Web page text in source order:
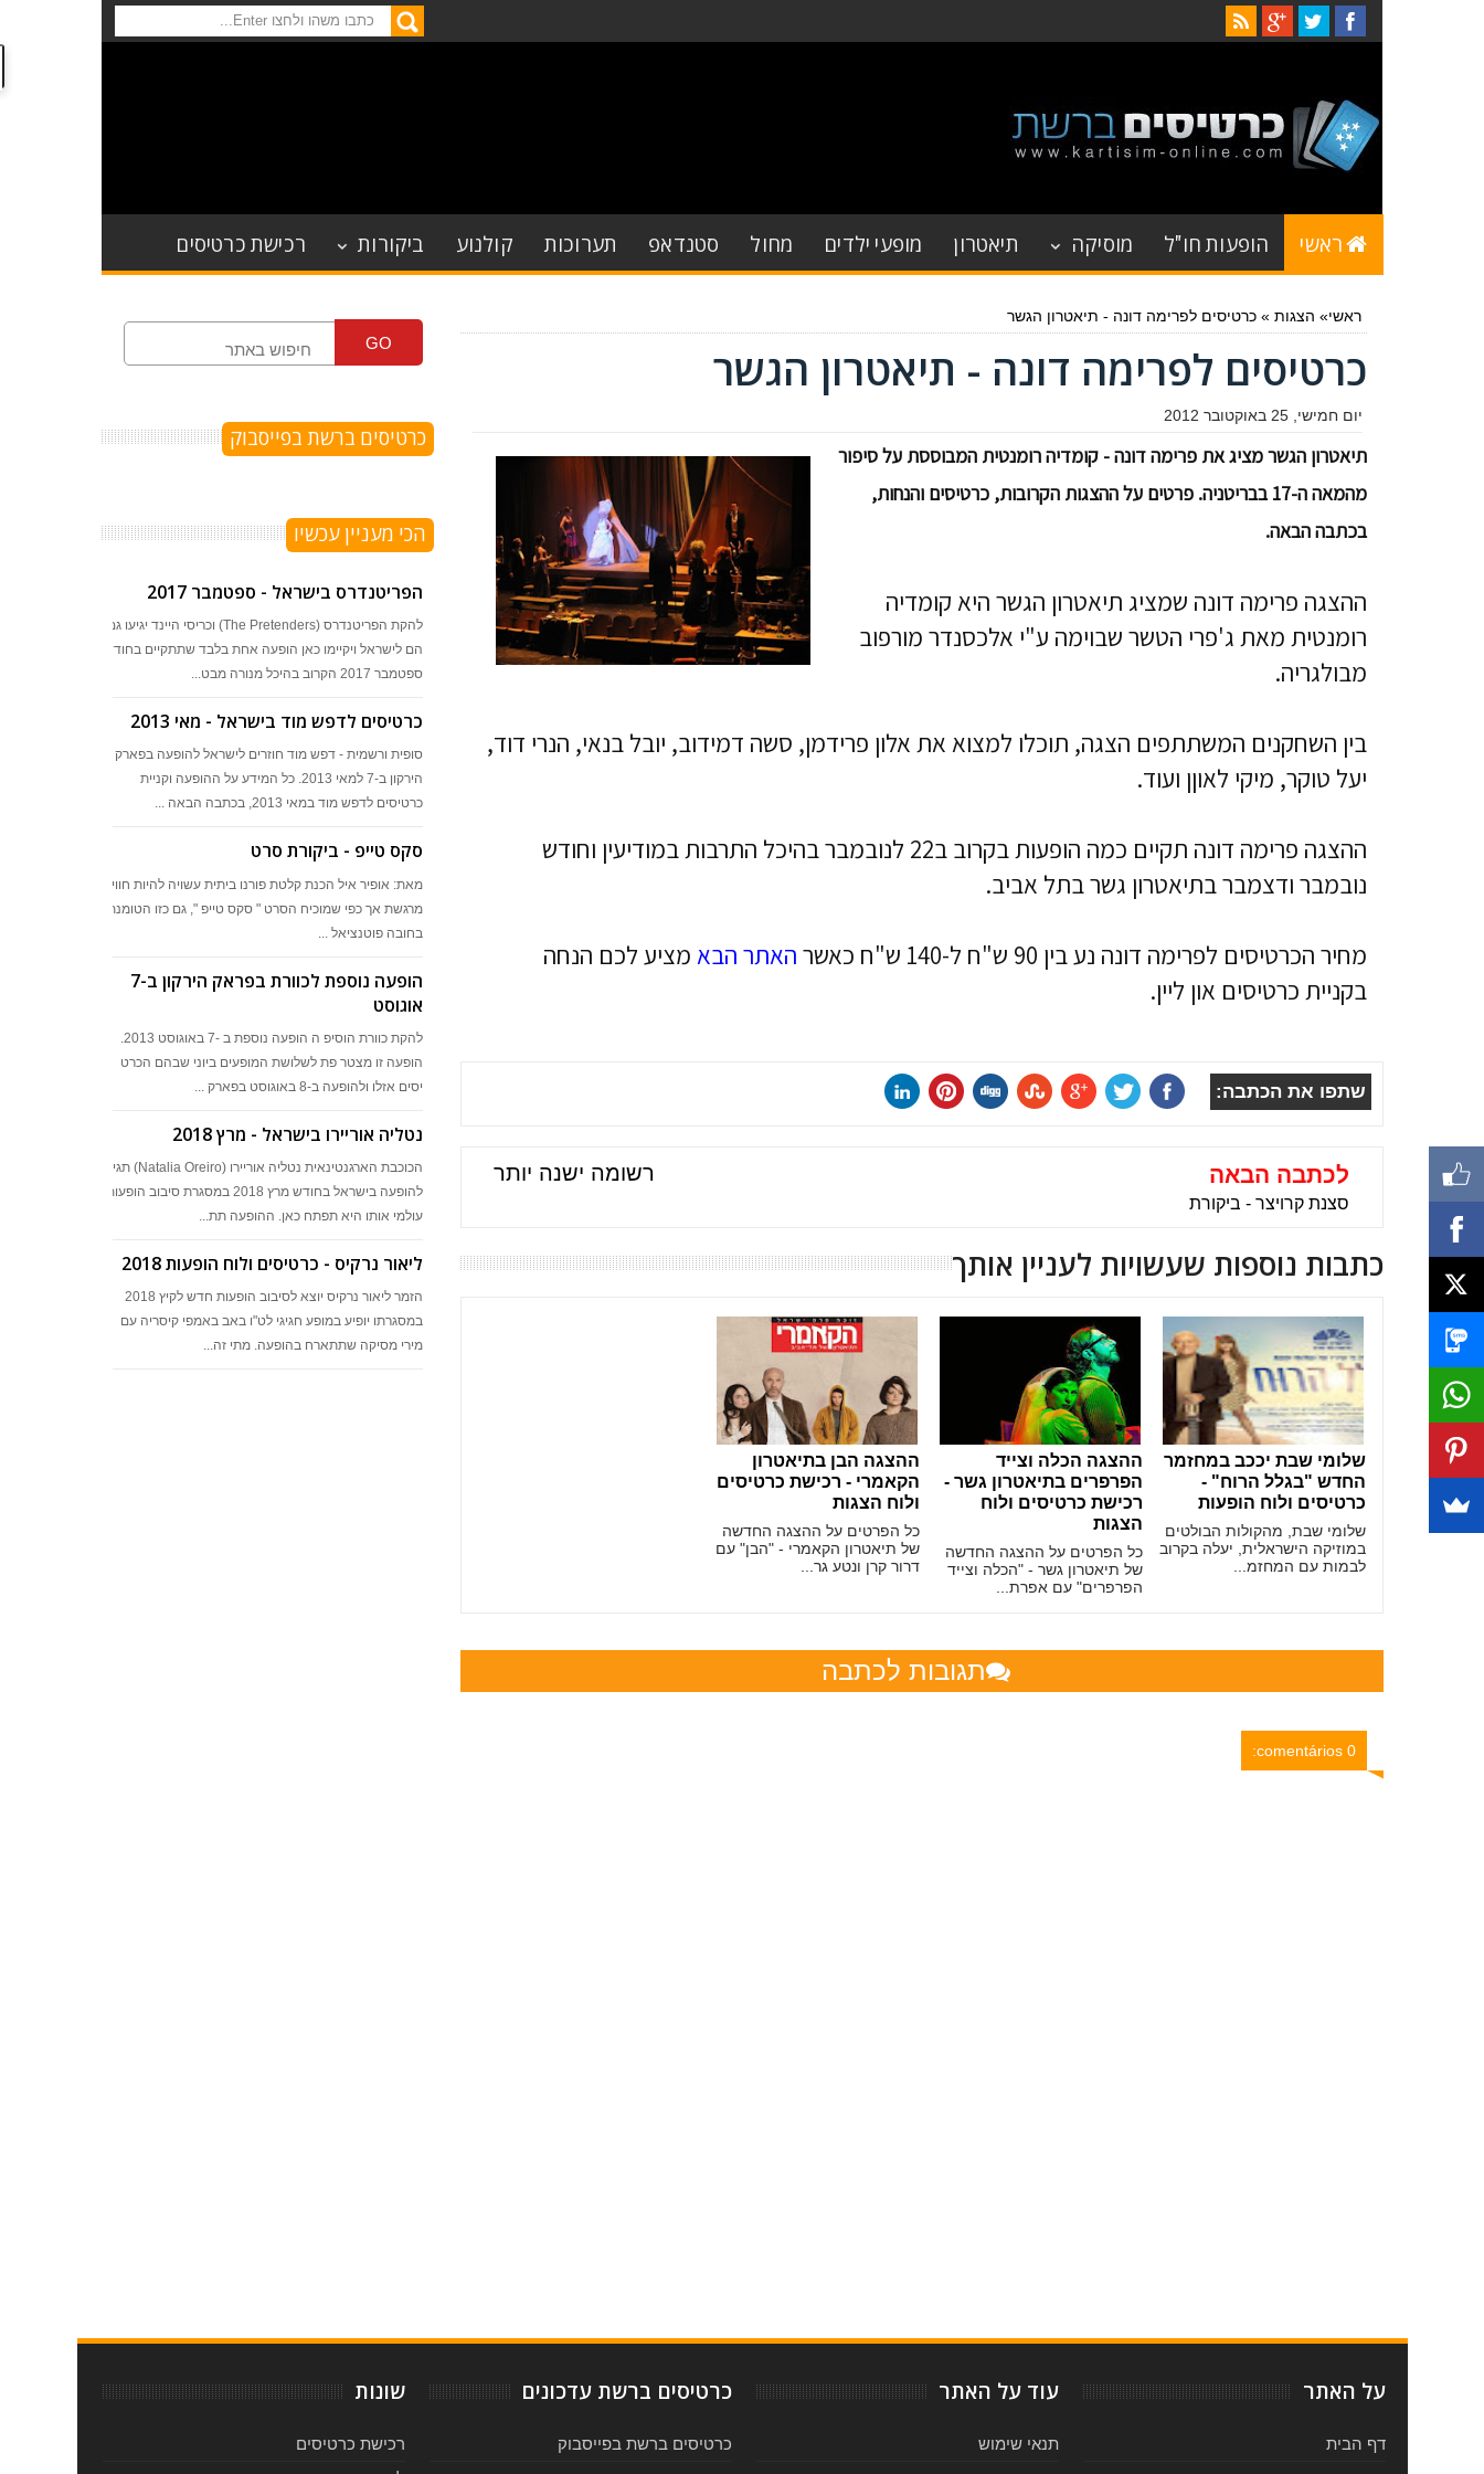
ראשי הופעות חו"ל מוסיקה תיאטרון מופעי ילדים מחול סטנדאפ תערוכות קולנוע ביקורות רכישת כרטיסים
ראשי» הצגות »כרטיסים לפרימה דונה - תיאטרון הגשר
כרטיסים לפרימה דונה - תיאטרון הגשר
יום חמישי, 25 באוקטובר 2012
תיאטרון הגשר מציג את פרימה דונה - קומדיה רומנטית המבוססת על סיפור
מהמאה ה-17 בבריטניה. פרטים על ההצגות הקרובות, כרטיסים והנחות,
בכתבה הבאה.
ההצגה פרימה דונה שמציג תיאטרון הגשר היא קומדיה
רומנטית מאת ג'פרי הטשר שבוימה ע"י אלכסנדר מורפוב
מבולגריה.
בין השחקנים המשתתפים הצגה, תוכלו למצוא את אלון פרידמן, סשה דמידוב, יובל בנאי, הנרי דוד,
יעל טוקר, מיקי לאוןן ועוד.
ההצגה פרימה דונה תקיים כמה הופעות בקרוב ב22 לנובמבר בהיכל התרבות במודיעין וחודש
נובמבר ודצמבר בתיאטרון גשר בתל אביב.
מחיר הכרטיסים לפרימה דונה נע בין 90 ש"ח ל-140 ש"ח כאשר האתר הבא מציע לכם הנחה
בקניית כרטיסים און ליין.
שתפו את הכתבה:
לכתבה הבאה
סצנת קרויצר - ביקורת
רשומה ישנה יותר
כתבות נוספות שעשויות לעניין אותך
שלומי שבת יככב במחזמר
החדש "בגלל הרוח" -
כרטיסים ולוח הופעות
שלומי שבת, מהקולות הבולטים
במוזיקה הישראלית, יעלה בקרוב
לבמות עם המחזמ...
ההצגה הכלה וצייד
הפרפרים בתיאטרון גשר -
רכישת כרטיסים ולוח
הצגות
כל הפרטים על ההצגה החדשה
של תיאטרון גשר - "הכלה וצייד
הפרפרים" עם אפרת...
ההצגה הבן בתיאטרון
הקאמרי - רכישת כרטיסים
ולוח הצגות
כל הפרטים על ההצגה החדשה
של תיאטרון הקאמרי - "הבן" עם
דרור קרן ונטע גר...
תגובות לכתבה
0 comentários:
GO
כרטיסים ברשת בפייסבוק
הכי מעניין עכשיו
הפריטנדרס בישראל - ספטמבר 2017
להקת הפריטנדרס (The Pretenders) וכריסי היינד יגיעו גם
הם לישראל ויקיימו כאן הופעה אחת בלבד שתתקיים בחודש
ספטמבר 2017 הקרוב בהיכל מנורה מבט...
כרטיסים לדפש מוד בישראל - מאי 2013
סופית ורשמית - דפש מוד חוזרים לישראל להופעה בפארק
הירקון ב-7 למאי 2013. כל המידע על ההופעה וקניית
כרטיסים לדפש מוד במאי 2013, בכתבה הבאה ...
סקס טייפ - ביקורת סרט
מאת: אופיר איל הכנת קלטת פורנו ביתית עשויה להיות חוויה
מרגשת אך כפי שמוכיח הסרט " סקס טייפ ", גם כזו הטומנת
בחובה פוטנציאל ...
הופעה נוספת לכוורת בפראק הירקון ב-7
אוגוסט
הופעה זו מצטר פת לשלושת המופעים ביוני שבהם הכרט
יסים אזלו ולהופעה ב-8 באוגוסט בפארק ...
נטליה אוריירו בישראל - מרץ 2018
הכוכבת הארגנטינאית נטליה אוריירו (Natalia Oreiro) תגיע
להופעה בישראל בחודש מרץ 2018 במסגרת סיבוב הופעות
עולמי אותו היא תפתח כאן. ההופעה תת...
ליאור נרקיס - כרטיסים ולוח הופעות 2018
הזמר ליאור נרקיס יוצא לסיבוב הופעות חדש לקיץ 2018
במסגרתו יופיע במופע חגיגי לט"ו באב באמפי קיסריה עם
מירי מסיקה שתתארח בהופעה. מתי זה...
על האתר
דף הבית
עוד על האתר
תנאי שימוש
כרטיסים ברשת עדכונים
כרטיסים ברשת בפייסבוק
שונות
רכישת כרטיסים